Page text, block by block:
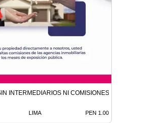
INTERMEDIARIOS NI COMISIONES DE
LIMA PEN 1.00